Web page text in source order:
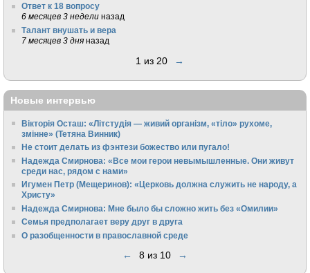
Ответ к 18 вопросу
6 месяцев 3 недели назад
Талант внушать и вера
7 месяцев 3 дня назад
1 из 20 →
Новые интервью
Вікторія Осташ: «Літстудія — живий організм, «тіло» рухоме,
змінне» (Тетяна Винник)
Не стоит делать из фэнтези божество или пугало!
Надежда Смирнова: «Все мои герои невымышленные. Они живут
среди нас, рядом с нами»
Игумен Петр (Мещеринов): «Церковь должна служить не народу, а
Христу»
Надежда Смирнова: Мне было бы сложно жить без «Омилии»
Семья предполагает веру друг в друга
О разобщенности в православной среде
← 8 из 10 →